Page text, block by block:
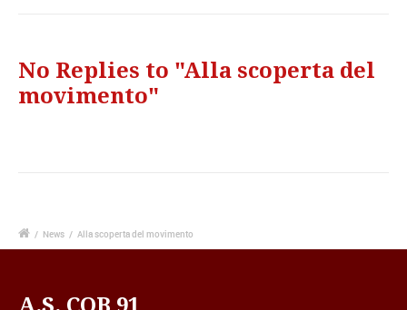
No Replies to "Alla scoperta del
movimento"
/ News / Alla scoperta del movimento